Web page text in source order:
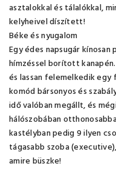
asztalokkal és tálalókkal,
kelyheivel díszített!
Béke és nyugalom
Egy édes napsugár
hímzéssel borított
és lassan felemelkedik
komód bársonyos és
idő valóban megállt, és
hálószobában
kastélyban pedig 9 ilyen
tágasabb szoba
amire büszke!